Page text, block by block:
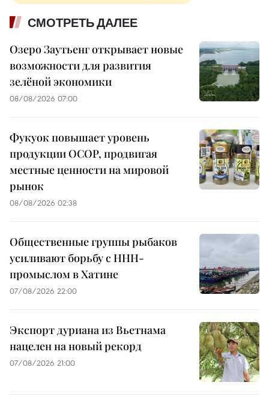
СМОТРЕТЬ ДАЛЕЕ
Озеро Заутьенг открывает новые
возможности для развития
зелёной экономики
08/08/2026 07:00
Фукуок повышает уровень
продукции OCOP, продвигая
местные ценности на мировой
рынок
08/08/2026 02:38
Общественные группы рыбаков
усиливают борьбу с ННН-
промыслом в Хатине
07/08/2026 22:00
Экспорт дуриана из Вьетнама
нацелен на новый рекорд
07/08/2026 21:00